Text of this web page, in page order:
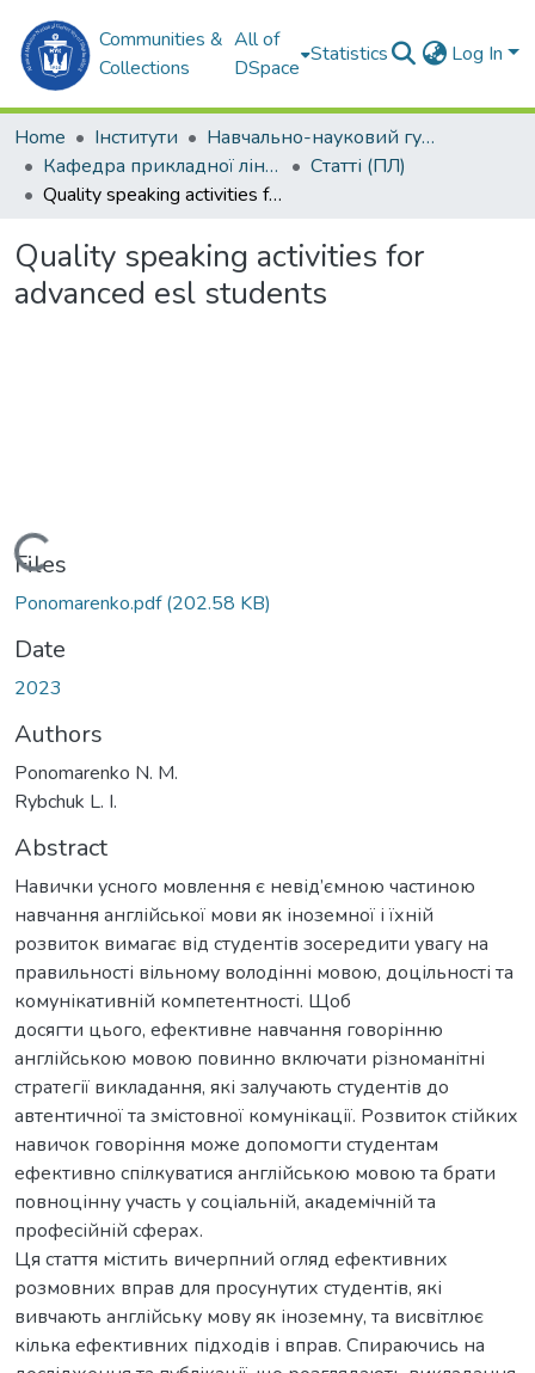
Communities &
Collections
All of
DSpace
Statistics Log In
Home Інститути
Навчально-науковий гуманітарний інститут (ННГІ)
Кафедра прикладної лінгвістики (ПЛ)
Статті (ПЛ)
Quality speaking activities for advanced esl students
Quality speaking activities for
advanced esl students
Loading...
Files
Ponomarenko.pdf(202.58 KB)
Date
2023
Authors
Ponomarenko N. M.
Rybchuk L. I.
Abstract
Навички усного мовлення є невід’ємною частиною
навчання англійської мови як іноземної і їхній
розвиток вимагає від студентів зосередити увагу на
правильності вільному володінні мовою, доцільності та
комунікативній компетентності. Щоб
досягти цього, ефективне навчання говорінню
англійською мовою повинно включати різноманітні
стратегії викладання, які залучають студентів до
автентичної та змістовної комунікації. Розвиток стійких
навичок говоріння може допомогти студентам
ефективно спілкуватися англійською мовою та брати
повноцінну участь у соціальній, академічній та
професійній сферах.
Ця стаття містить вичерпний огляд ефективних
розмовних вправ для просунутих студентів, які
вивчають англійську мову як іноземну, та висвітлює
кілька ефективних підходів і вправ. Спираючись на